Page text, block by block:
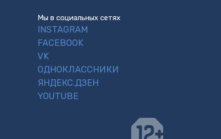
Мы в социальных сетях
INSTAGRAM
FACEBOOK
VK
ОДНОКЛАССНИКИ
ЯНДЕКС.ДЗЕН
YOUTUBE